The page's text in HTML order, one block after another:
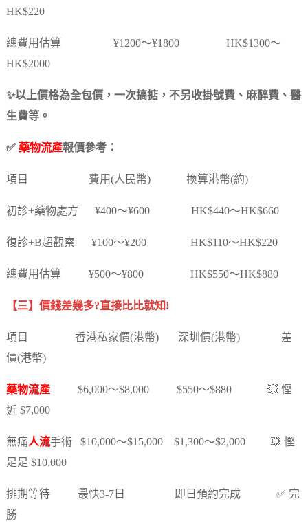
HK$220
總費用估算 ¥1200～¥1800 HK$1300～
HK$2000
✨以上價格為全包價，一次搞掂，不另收掛號費、麻醉費、醫
生費等。
✅ 藥物流產報價參考：
項目 費用(人民幣) 換算港幣(約)
初診+藥物處方 ¥400～¥600 HK$440～HK$660
復診+B超觀察 ¥100～¥200 HK$110～HK$220
總費用估算 ¥500～¥800 HK$550～HK$880
【三】價錢差幾多?直接比比就知!
項目 香港私家價(港幣) 深圳價(港幣) 差
價(港幣)
藥物流產$6,000～$8,000 $550～$880 💥 慳
近 $7,000
無痛人流手術 $10,000～$15,000 $1,300～$2,000 💥 慳
足足 $10,000
排期等待 最快3-7日 即日預約完成 ✅ 完
勝